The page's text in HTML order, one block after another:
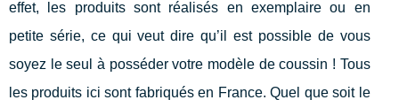
effet, les produits sont réalisés en exemplaire ou en
petite série, ce qui veut dire qu’il est possible de vous
soyez le seul à posséder votre modèle de coussin ! Tous
les produits ici sont fabriqués en France. Quel que soit le